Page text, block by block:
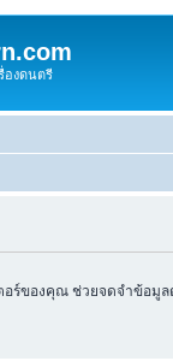
องดนตรี
ร์ของคุณ ช่วยจดจำข้อมูล